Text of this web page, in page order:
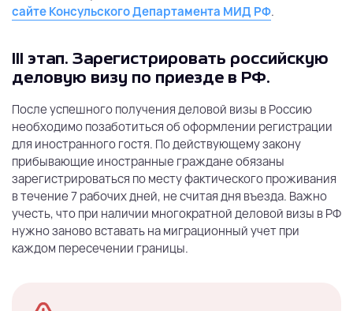
сайте Консульского Департамента МИД РФ.
III этап. Зарегистрировать российскую
деловую визу по приезде в РФ.
После успешного получения деловой визы в Россию
необходимо позаботиться об оформлении регистрации
для иностранного гостя. По действующему закону
прибывающие иностранные граждане обязаны
зарегистрироваться по месту фактического проживания
в течение 7 рабочих дней, не считая дня въезда. Важно
учесть, что при наличии многократной деловой визы в РФ
нужно заново вставать на миграционный учет при
каждом пересечении границы.